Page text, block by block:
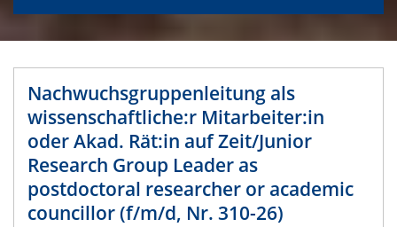
Nachwuchsgruppenleitung als
wissenschaftliche:r Mitarbeiter:in
oder Akad. Rät:in auf Zeit/Junior
Research Group Leader as
postdoctoral researcher or academic
councillor (f/m/d, Nr. 310-26)